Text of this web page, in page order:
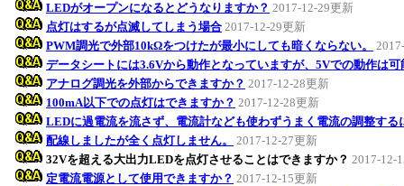
LEDがオープンになるとどうなりますか？ 2017-12-29更新
点灯はするが点滅してしまう場合 2017-12-29更新
PWM調光で外部10kΩをつけたが最小にしても暗くならない。
データシートには3.6Vから動作となっていますが、5Vでの動作は可
アナログ調光を外部からできますか？ 2017-12-28更新
100mA以下での点灯はできますか？ 2017-12-28更新
LEDに過電流を流さず、電流計なども使わずうまく電流の調整する
配線しましたが全く点灯しません。
2017-12-27更新
32Vを超える大出力LEDを点灯させることはできますか？ 2017-12-
定電流電源として使用できますか？ 2017-12-15更新